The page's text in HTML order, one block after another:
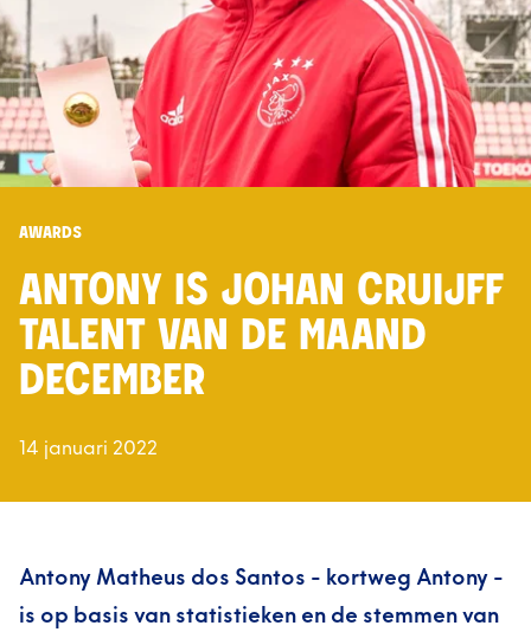
AWARDS
ANTONY IS JOHAN CRUIJFF
TALENT VAN DE MAAND
DECEMBER
14 januari 2022
Antony Matheus dos Santos - kortweg Antony -
is op basis van statistieken en de stemmen van